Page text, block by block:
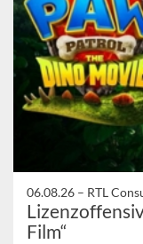
06.08.26 – RTL
Film“